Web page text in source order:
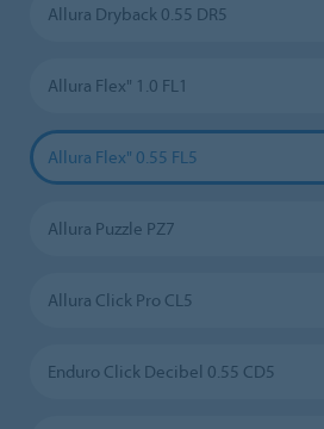
Allura Dryback 0.55 DR5
Allura Flex" 1.0 FL1
Allura Flex" 0.55 FL5
Allura Puzzle PZ7
Allura Click Pro CL5
Enduro Click Decibel 0.55 CD5